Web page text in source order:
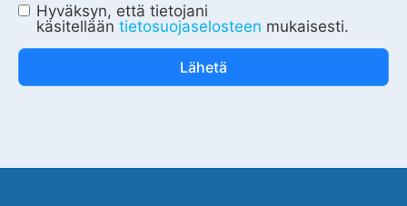
Hyväksyn, että tietojani
käsitellään tietosuojaselosteen mukaisesti.
Lähetä